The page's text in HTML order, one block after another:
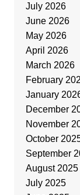
July 2026
June 2026
May 2026
April 2026
March 2026
February
January
December
November
October
September
August 2025
July 2025